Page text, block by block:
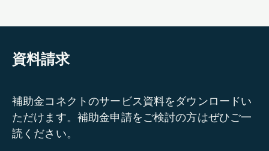
資料請求
補助金コネクトのサービス資料をダウンロードい
ただけます。補助金申請をご検討の方はぜひご一
読ください。